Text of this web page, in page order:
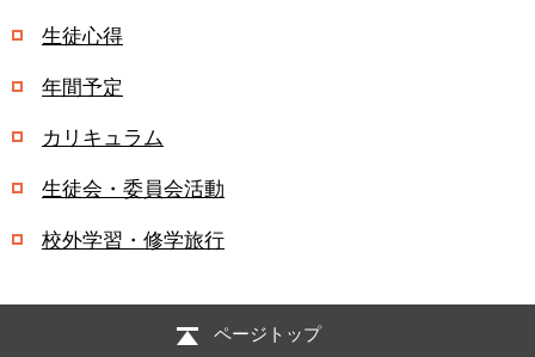
生徒心得
年間予定
カリキュラム
生徒会・委員会活動
校外学習・修学旅行
ページトップ